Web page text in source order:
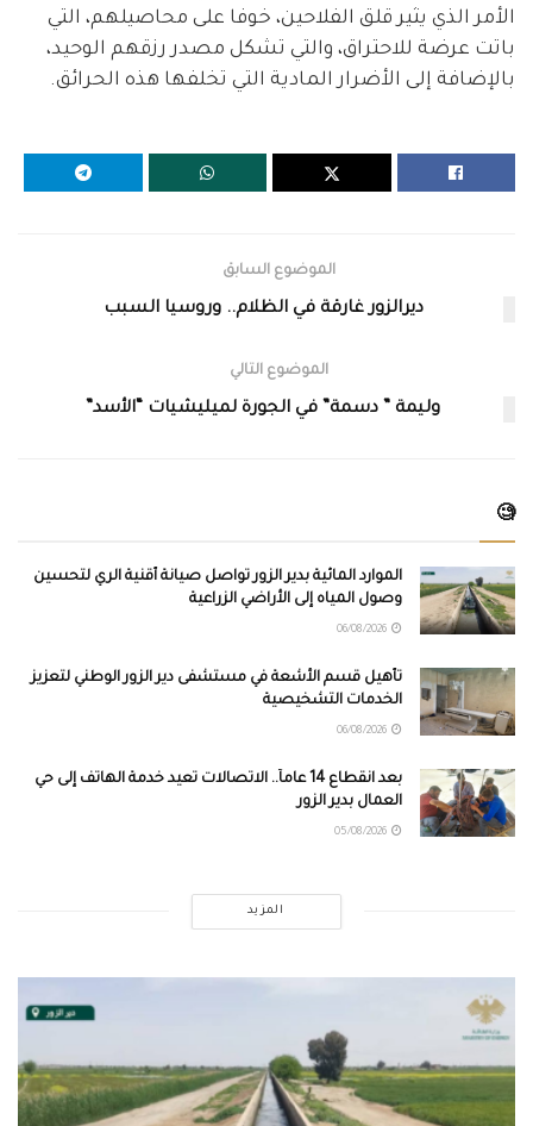
الأمر الذي يثير قلق الفلاحين، خوفا على محاصيلهم، التي
باتت عرضة للاحتراق، والتي تشكل مصدر رزقهم الوحيد،
بالإضافة إلى الأضرار المادية التي تخلفها هذه الحرائق.
الموضوع السابق
ديرالزور غارقة في الظلام.. وروسيا السبب
الموضوع التالي
وليمة ” دسمة” في الجورة لميليشيات “الأسد”
🧐
الموارد المائية بدير الزور تواصل صيانة أقنية الري لتحسين
وصول المياه إلى الأراضي الزراعية
تأهيل قسم الأشعة في مستشفى دير الزور الوطني لتعزيز
الخدمات التشخيصية
بعد انقطاع 14 عاماً.. الاتصالات تعيد خدمة الهاتف إلى حي
العمال بدير الزور
المزيد